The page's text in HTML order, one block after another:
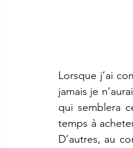
Lorsque j’ai
jamais je
qui semblera
temps à
D’autres, au